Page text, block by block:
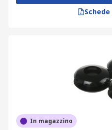
In magazzino